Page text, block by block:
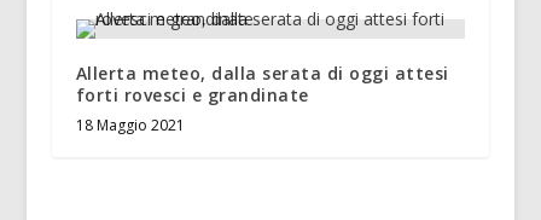
Allerta meteo, dalla serata di oggi attesi
forti rovesci e grandinate
18 Maggio 2021